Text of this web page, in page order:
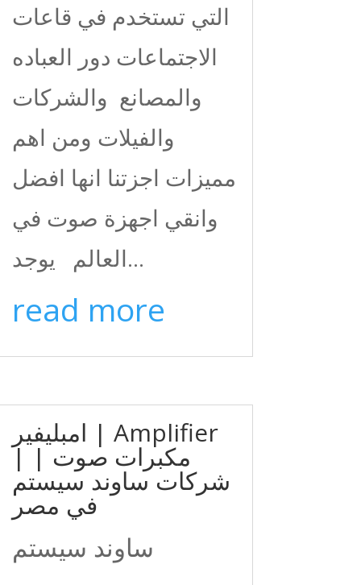
التي تستخدم في قاعات
الاجتماعات دور العباده
والمصانع والشركات
والفيلات ومن اهم
مميزات اجزتنا انها افضل
وانقي اجهزة صوت في
العالم يوجد...
read more
امبليفير | Amplifier
| مكبرات صوت |
شركات ساوند سيستم
في مصر
ساوند سيستم